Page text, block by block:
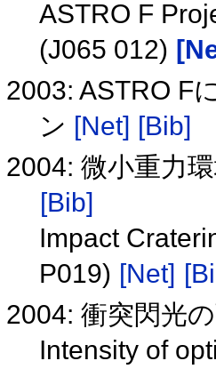
ASTRO F
(J065 012)
2003: ASTRO F
ン [Net] [Bib]
2004: 微小重力
[Bib]
Impact
P019) [Net]
2004: 衝突閃光
Intensity of